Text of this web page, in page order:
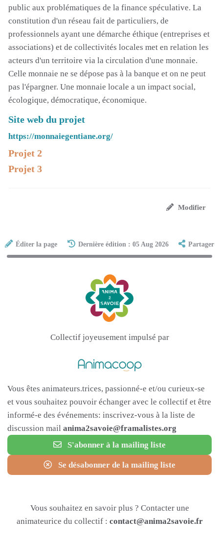
public aux problématiques de la finance spéculative. La
constitution d'un réseau fait de particuliers, de
professionnels ayant une démarche éthique (entreprises et
associations) et de collectivités locales met en relation les
acteurs d'un territoire via la circulation d'une monnaie.
Celle monnaie ne se dépose pas à la banque et on ne peut
pas l'épargner. Une monnaie locale a un impact social,
écologique, démocratique, économique.
Site web du projet
https://monnaiegentiane.org/
Projet 2
Projet 3
Modifier
Éditer la page Dernière édition : 05 Aug 2026 Partager
Collectif joyeusement impulsé par
Vous êtes animateurs.trices, passionné-e et/ou curieux-se
et vous souhaitez pouvoir échanger avec le collectif et être
informé-e des événements: inscrivez-vous à la liste de
discussion mail anima2savoie@framalistes.org
S'abonner à la mailing liste
Se désabonner de la mailing liste
Vous souhaitez en savoir plus ? Contacter une
animateurice du collectif : contact@anima2savoie.fr